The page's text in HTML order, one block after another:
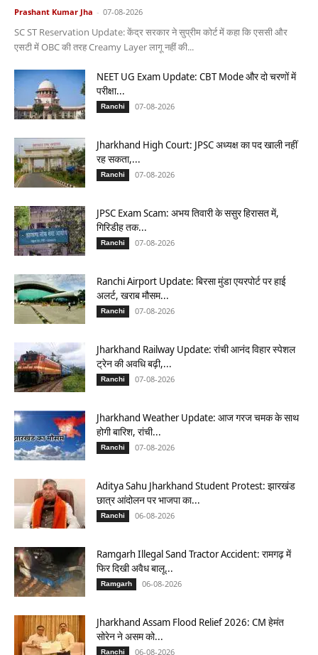
Prashant Kumar Jha - 07-08-2026
SC ST Reservation Update: केंद्र सरकार ने सुप्रीम कोर्ट में कहा कि एससी और
एसटी में OBC की तरह Creamy Layer लागू नहीं की...
NEET UG Exam Update: CBT Mode और दो चरणों में
परीक्षा...
Ranchi 07-08-2026
Jharkhand High Court: JPSC अध्यक्ष का पद खाली नहीं
रह सकता,...
Ranchi 07-08-2026
JPSC Exam Scam: अभय तिवारी के ससुर हिरासत में,
गिरिडीह तक...
Ranchi 07-08-2026
Ranchi Airport Update: बिरसा मुंडा एयरपोर्ट पर हाई
अलर्ट, खराब मौसम...
Ranchi 07-08-2026
Jharkhand Railway Update: रांची आनंद विहार स्पेशल
ट्रेन की अवधि बढ़ी,...
Ranchi 07-08-2026
Jharkhand Weather Update: आज गरज चमक के साथ
होगी बारिश, रांची...
Ranchi 07-08-2026
Aditya Sahu Jharkhand Student Protest: झारखंड
छात्र आंदोलन पर भाजपा का...
Ranchi 06-08-2026
Ramgarh Illegal Sand Tractor Accident: रामगढ़ में
फिर दिखी अवैध बालू...
Ramgarh 06-08-2026
Jharkhand Assam Flood Relief 2026: CM हेमंत
सोरेन ने असम को...
Ranchi 06-08-2026